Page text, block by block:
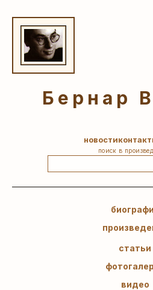
Бернар
новости
поиск в
статьи
видео